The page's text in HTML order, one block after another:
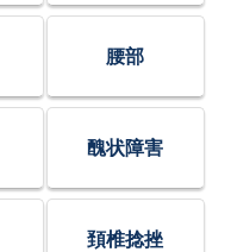
腰部
醜状障害
頚椎捻挫